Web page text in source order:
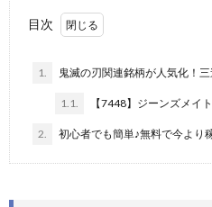
目次
1. 鬼滅の刃関連銘柄が人気化！
1.1. 【7448】ジーンズメイト
2. 初心者でも簡単♪無料で今より